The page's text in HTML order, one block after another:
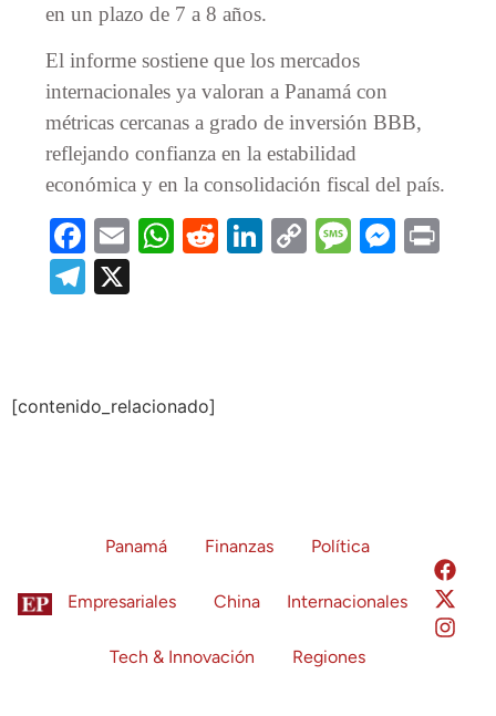
en un plazo de 7 a 8 años.
El informe sostiene que los mercados
internacionales ya valoran a Panamá con
métricas cercanas a grado de inversión BBB,
reflejando confianza en la estabilidad
económica y en la consolidación fiscal del país.
Facebook
EmailWhatsApp
RedditLinkedIn
CopyMessage
Telegram
[contenido_relacionado]
Panamá Finanzas Política
Empresariales China Internacionales
Tech & Innovación Regiones